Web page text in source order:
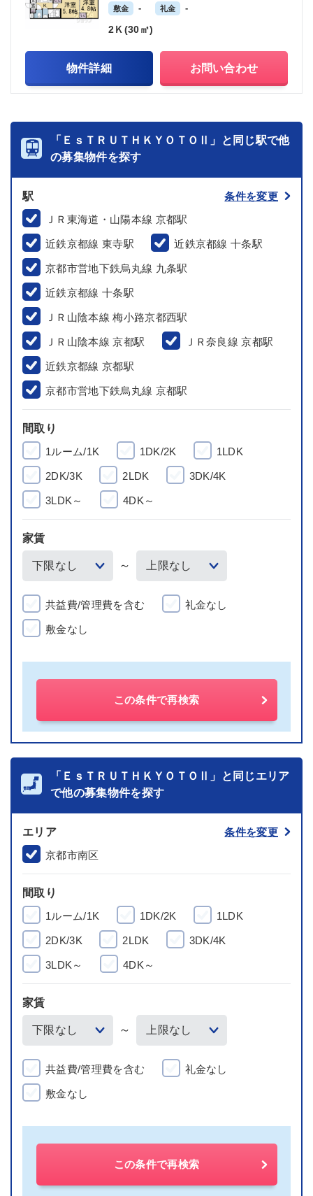
敷金 - 礼金 -
2Ｋ(30㎡)
物件詳細 お問い合わせ
「ＥｓＴＲＵＴＨＫＹＯＴＯⅡ」と同じ駅で他
の募集物件を探す
駅
条件を変更
ＪＲ東海道・山陽本線 京都駅
近鉄京都線 東寺駅 近鉄京都線 十条駅
京都市営地下鉄烏丸線 九条駅
近鉄京都線 十条駅
ＪＲ山陰本線 梅小路京都西駅
ＪＲ山陰本線 京都駅 ＪＲ奈良線 京都駅
近鉄京都線 京都駅
京都市営地下鉄烏丸線 京都駅
間取り
1ルーム/1K
1DK/2K 1LDK
2DK/3K 2LDK 3DK/4K
3LDK～ 4DK～
家賃
～
共益費/管理費を含む 礼金なし
敷金なし
この条件で再検索
「ＥｓＴＲＵＴＨＫＹＯＴＯⅡ」と同じエリア
で他の募集物件を探す
エリア
条件を変更
京都市南区
間取り
1ルーム/1K
1DK/2K 1LDK
2DK/3K 2LDK 3DK/4K
3LDK～ 4DK～
家賃
～
共益費/管理費を含む 礼金なし
敷金なし
この条件で再検索